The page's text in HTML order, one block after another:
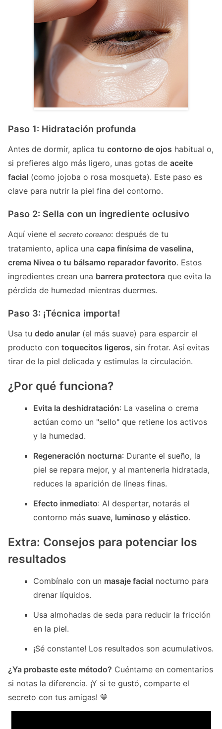
Paso 1: Hidratación profunda
Antes de dormir, aplica tu contorno de ojos habitual o,
si prefieres algo más ligero, unas gotas de aceite
facial (como jojoba o rosa mosqueta). Este paso es
clave para nutrir la piel fina del contorno.
Paso 2: Sella con un ingrediente oclusivo
Aquí viene el secreto coreano: después de tu
tratamiento, aplica una capa finísima de vaselina,
crema Nivea o tu bálsamo reparador favorito. Estos
ingredientes crean una barrera protectora que evita la
pérdida de humedad mientras duermes.
Paso 3: ¡Técnica importa!
Usa tu dedo anular (el más suave) para esparcir el
producto con toquecitos ligeros, sin frotar. Así evitas
tirar de la piel delicada y estimulas la circulación.
¿Por qué funciona?
Evita la deshidratación: La vaselina o crema
actúan como un "sello" que retiene los activos
y la humedad.
Regeneración nocturna: Durante el sueño, la
piel se repara mejor, y al mantenerla hidratada,
reduces la aparición de líneas finas.
Efecto inmediato: Al despertar, notarás el
contorno más suave, luminoso y elástico.
Extra: Consejos para potenciar los
resultados
Combínalo con un masaje facial nocturno para
drenar líquidos.
Usa almohadas de seda para reducir la fricción
en la piel.
¡Sé constante! Los resultados son acumulativos.
¿Ya probaste este método? Cuéntame en comentarios
si notas la diferencia. ¡Y si te gustó, comparte el
secreto con tus amigas! 💛